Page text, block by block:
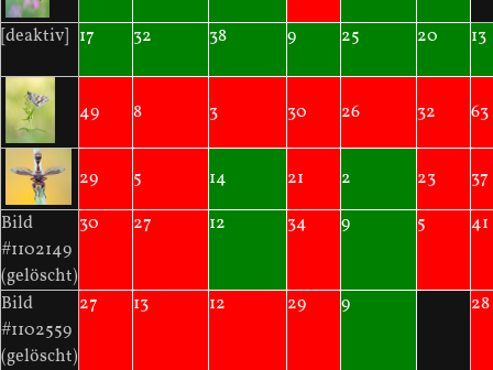
[deaktiv] 17 32 38 9 25 20 13
49 8 3 30 26 32 63
29 5 14 21 2 23
37
Bild
#1102149
(gelöscht)
30 27 12 34 9 5 41
Bild
#1102559
(gelöscht)
27 13 12 29 9 28